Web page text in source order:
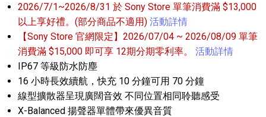
2026/7/1~2026/8/31 於 Sony Store 單筆消費滿 $13,000
以上享好禮。(部分商品不適用) 活動詳情
【Sony Store 官網限定】2026/07/04 ~ 2026/08/09 單筆
消費滿 $15,000 即可享 12期分期零利率。
活動詳情
IP67 等級防水防塵
16 小時長效續航，快充 10 分鐘可用 70 分鐘
線型擴散器呈現廣闊音效 不同位置相同聆聽感受
X-Balanced 揚聲器單體帶來優異音質